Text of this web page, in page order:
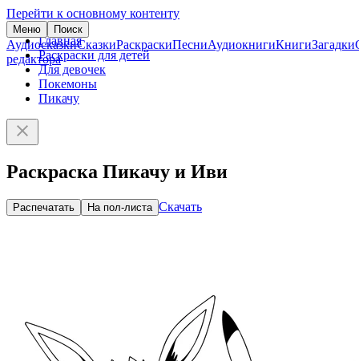
Перейти к основному контенту
Меню Поиск
АудиосказкиСказкиРаскраскиПесниАудиокнигиКнигиЗагадки
редактора
Главная
Раскраски для детей
Для девочек
Покемоны
Пикачу
Раскраска Пикачу и Иви
Распечатать На пол-листа Скачать